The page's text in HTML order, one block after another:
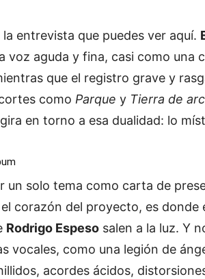
entrevista que puedes ver aquí.
voz aguda y fina, casi como una
que el registro grave y
como Parque y Tierra de
en torno a esa dualidad: lo
un solo tema como carta de
el corazón del proyecto, es donde
Rodrigo Espeso salen a la luz. Y
vocales, como una legión de
acordes ácidos,